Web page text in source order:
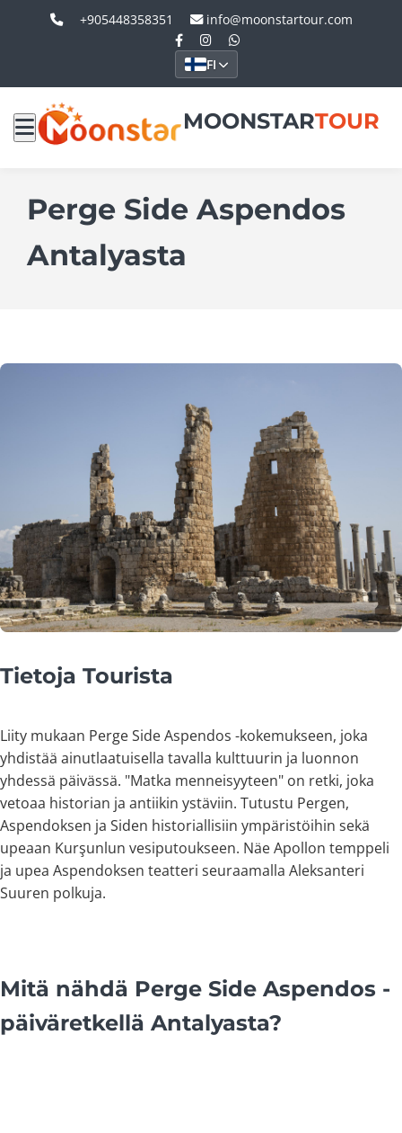
+905448358351 info@moonstartour.com
FI
MOONSTARTOUR
Perge Side Aspendos
Antalyasta
Tietoja Tourista
Liity mukaan Perge Side Aspendos -kokemukseen, joka
yhdistää ainutlaatuisella tavalla kulttuurin ja luonnon
yhdessä päivässä. "Matka menneisyyteen" on retki, joka
vetoaa historian ja antiikin ystäviin. Tutustu Pergen,
Aspendoksen ja Siden historiallisiin ympäristöihin sekä
upeaan Kurşunlun vesiputoukseen. Näe Apollon temppeli
ja upea Aspendoksen teatteri seuraamalla Aleksanteri
Suuren polkuja.
Mitä nähdä Perge Side Aspendos -
päiväretkellä Antalyasta?